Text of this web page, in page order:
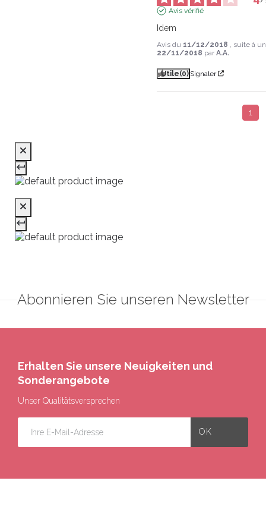
Avis vérifié
Idem
Avis du 11/12/2018 , suite à
22/11/2018 parA.A.
Utile(0) Signaler
1
Abonnieren Sie unseren Newsletter
Erhalten Sie unsere Neuigkeiten und
Sonderangebote
Unser Qualitätsversprechen